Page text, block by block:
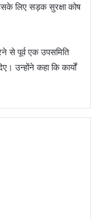
लिए सड़क सुरक्षा कोष
से पूर्व एक उपसमिति
उन्होंने कहा कि कार्यों